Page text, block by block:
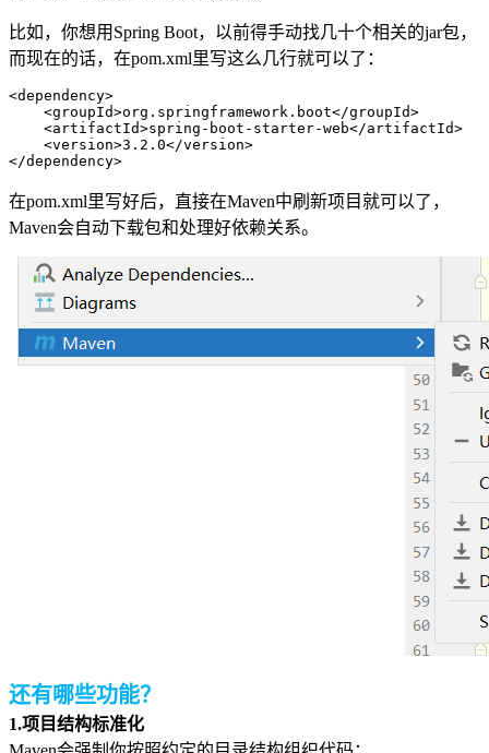
比如，你想用Spring Boot，以前得手动找几十个相关的jar包，
而现在的话，在pom.xml里写这么几行就可以了：
<dependency>
<groupId>org.springframework.boot</groupId>
<artifactId>spring-boot-starter-web</artifactId>
<version>3.2.0</version>
</dependency>
在pom.xml里写好后，直接在Maven中刷新项目就可以了，
Maven会自动下载包和处理好依赖关系。
还有哪些功能？
1.项目结构标准化